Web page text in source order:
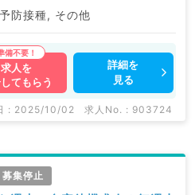
防接種, その他
求人を
てもらう
詳細を
見る
: 2025/10/02 求人No. : 903724
募集停止